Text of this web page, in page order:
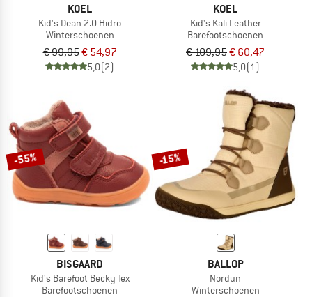
KOEL
Kid's Dean 2.0 Hidro
Winterschoenen
€ 99,95€ 54,97
5,0(2)
KOEL
Kid's Kali Leather
Barefootschoenen
€ 109,95€ 60,47
5,0(1)
-55%
BISGAARD
Kid's Barefoot Becky Tex
Barefootschoenen
-15%
BALLOP
Nordun
Winterschoenen